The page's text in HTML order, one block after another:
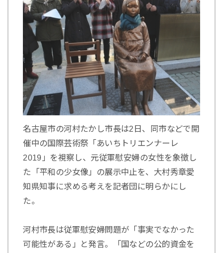
名古屋市の河村たかし市長は2日、同市などで開
催中の国際芸術祭「あいちトリエンナーレ
2019」を視察し、元従軍慰安婦の女性を象徴し
た「平和の少女像」の展示中止を、大村秀章愛
知県知事に求める考えを記者団に明らかにし
た。
河村市長は従軍慰安婦問題が「事実でなかった
可能性がある」と発言。「国などの公的資金を